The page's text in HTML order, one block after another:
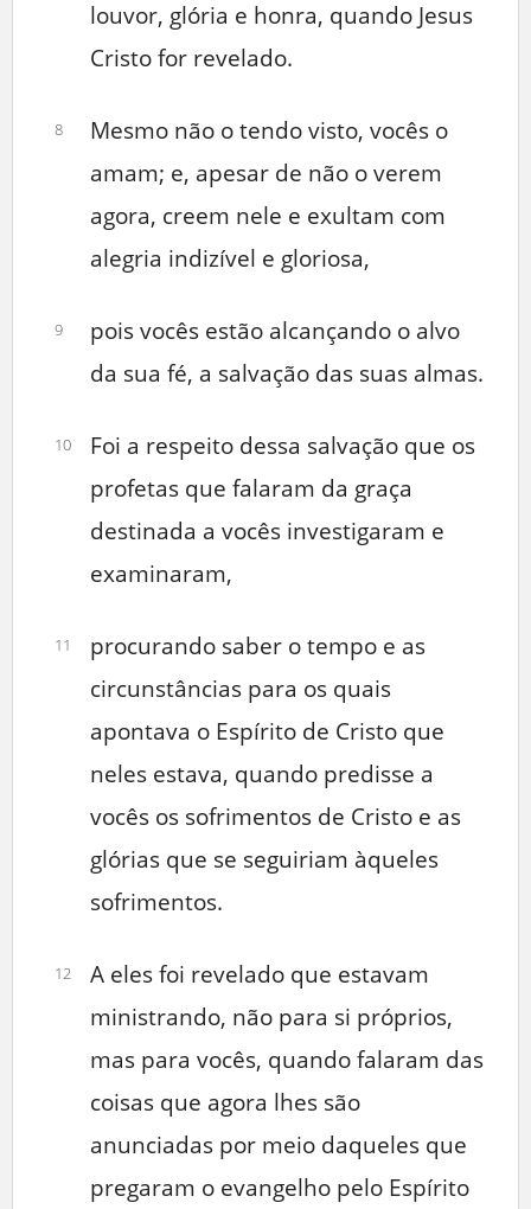
louvor, glória e honra, quando Jesus
Cristo for revelado.
8
Mesmo não o tendo visto, vocês o
amam; e, apesar de não o verem
agora, creem nele e exultam com
alegria indizível e gloriosa,
9
pois vocês estão alcançando o alvo
da sua fé, a salvação das suas almas.
10
Foi a respeito dessa salvação que os
profetas que falaram da graça
destinada a vocês investigaram e
examinaram,
11
procurando saber o tempo e as
circunstâncias para os quais
apontava o Espírito de Cristo que
neles estava, quando predisse a
vocês os sofrimentos de Cristo e as
glórias que se seguiriam àqueles
sofrimentos.
12
A eles foi revelado que estavam
ministrando, não para si próprios,
mas para vocês, quando falaram das
coisas que agora lhes são
anunciadas por meio daqueles que
pregaram o evangelho pelo Espírito